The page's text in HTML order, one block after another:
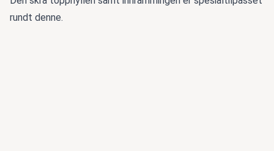
rundt denne.